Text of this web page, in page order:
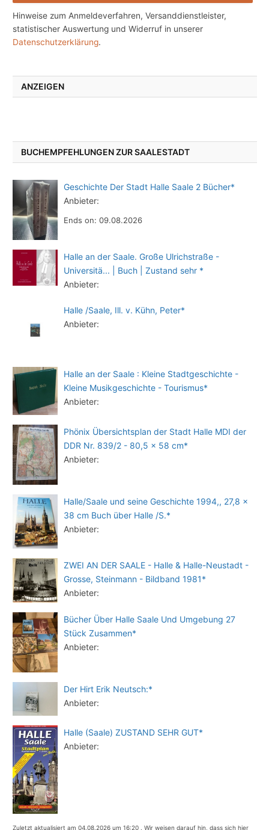
Hinweise zum Anmeldeverfahren, Versanddienstleister,
statistischer Auswertung und Widerruf in unserer
Datenschutzerklärung.
ANZEIGEN
BUCHEMPFEHLUNGEN ZUR SAALESTADT
Geschichte Der Stadt Halle Saale 2 Bücher*
Anbieter:
Ends on: 09.08.2026
Halle an der Saale. Große Ulrichstraße -
Universitä... | Buch | Zustand sehr *
Anbieter:
Halle /Saale, Ill. v. Kühn, Peter*
Anbieter:
Halle an der Saale : Kleine Stadtgeschichte -
Kleine Musikgeschichte - Tourismus*
Anbieter:
Phönix Übersichtsplan der Stadt Halle MDI der
DDR Nr. 839/2 - 80,5 x 58 cm*
Anbieter:
Halle/Saale und seine Geschichte 1994,, 27,8 x
38 cm Buch über Halle /S.*
Anbieter:
ZWEI AN DER SAALE - Halle & Halle-Neustadt -
Grosse, Steinmann - Bildband 1981*
Anbieter:
Bücher Über Halle Saale Und Umgebung 27
Stück Zusammen*
Anbieter:
Der Hirt Erik Neutsch:*
Anbieter:
Halle (Saale) ZUSTAND SEHR GUT*
Anbieter:
Zuletzt aktualisiert am 04.08.2026 um 16:20 . Wir weisen darauf hin, dass sich hier